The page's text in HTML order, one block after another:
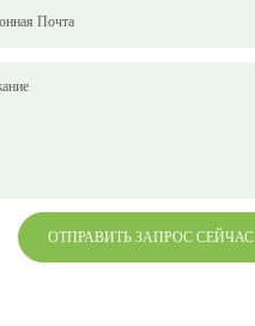
Почта
ОТПРАВИТЬ ЗАПРОС СЕЙЧАС